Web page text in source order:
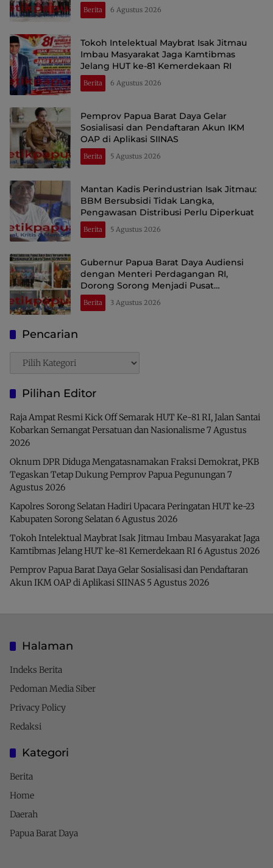
Berita 6 Agustus 2026
Tokoh Intelektual Maybrat Isak Jitmau
Imbau Masyarakat Jaga Kamtibmas
Jelang HUT ke-81 Kemerdekaan RI
Berita 6 Agustus 2026
Pemprov Papua Barat Daya Gelar
Sosialisasi dan Pendaftaran Akun IKM
OAP di Aplikasi SIINAS
Berita 5 Agustus 2026
Mantan Kadis Perindustrian Isak Jitmau:
BBM Bersubsidi Tidak Langka,
Pengawasan Distribusi Perlu Diperkuat
Berita 5 Agustus 2026
Gubernur Papua Barat Daya Audiensi
dengan Menteri Perdagangan RI,
Dorong Sorong Menjadi Pusat
Perdagangan dan Ekspor Kawasan Timur
Indonesia
Berita 3 Agustus 2026
Pencarian
Pencarian
Pilihan Editor
Raja Ampat Resmi Kick Off Semarak HUT Ke-81 RI, Jalan Santai
Kobarkan Semangat Persatuan dan Nasionalisme7 Agustus
2026
Oknum DPR Diduga Mengatasnamakan Fraksi Demokrat, PKB
Tegaskan Tetap Dukung Pemprov Papua Pegunungan7
Agustus 2026
Kapolres Sorong Selatan Hadiri Upacara Peringatan HUT ke-23
Kabupaten Sorong Selatan6 Agustus 2026
Tokoh Intelektual Maybrat Isak Jitmau Imbau Masyarakat Jaga
Kamtibmas Jelang HUT ke-81 Kemerdekaan RI6 Agustus 2026
Pemprov Papua Barat Daya Gelar Sosialisasi dan Pendaftaran
Akun IKM OAP di Aplikasi SIINAS 5 Agustus 2026
Halaman
Indeks Berita
Pedoman Media Siber
Privacy Policy
Redaksi
Kategori
Berita
Home
Daerah
Papua Barat Daya